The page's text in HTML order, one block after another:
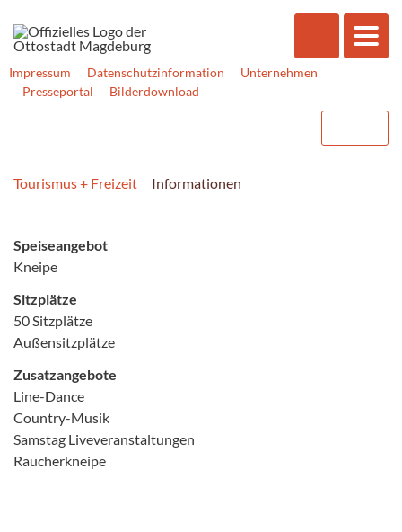
Impressum Datenschutzinformation
Unternehmen
Presseportal
Bilderdownload
Tourismus + Freizeit Informationen
Speiseangebot
Kneipe
Sitzplätze
50 Sitzplätze
Außensitzplätze
Zusatzangebote
Line-Dance
Country-Musik
Samstag Liveveranstaltungen
Raucherkneipe